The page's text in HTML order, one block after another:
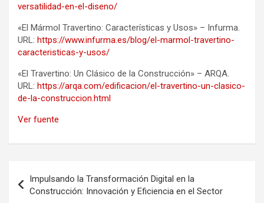
versatilidad-en-el-diseno/
«El Mármol Travertino: Características y Usos» – Infurma.
URL: https://www.infurma.es/blog/el-marmol-travertino-
caracteristicas-y-usos/
«El Travertino: Un Clásico de la Construcción» – ARQA.
URL: https://arqa.com/edificacion/el-travertino-un-clasico-
de-la-construccion.html
Ver fuente
de
Impulsando la Transformación Digital en la
Construcción: Innovación y Eficiencia en el Sector